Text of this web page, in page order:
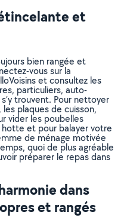
et
bien rangée et
vous sur la
et consultez les
particuliers, auto-
trouvent. Pour nettoyer
plaques de cuisson,
vider les poubelles
et pour balayer votre
de ménage motivée
quoi de plus agréable
préparer le repas dans
dans
et rangés